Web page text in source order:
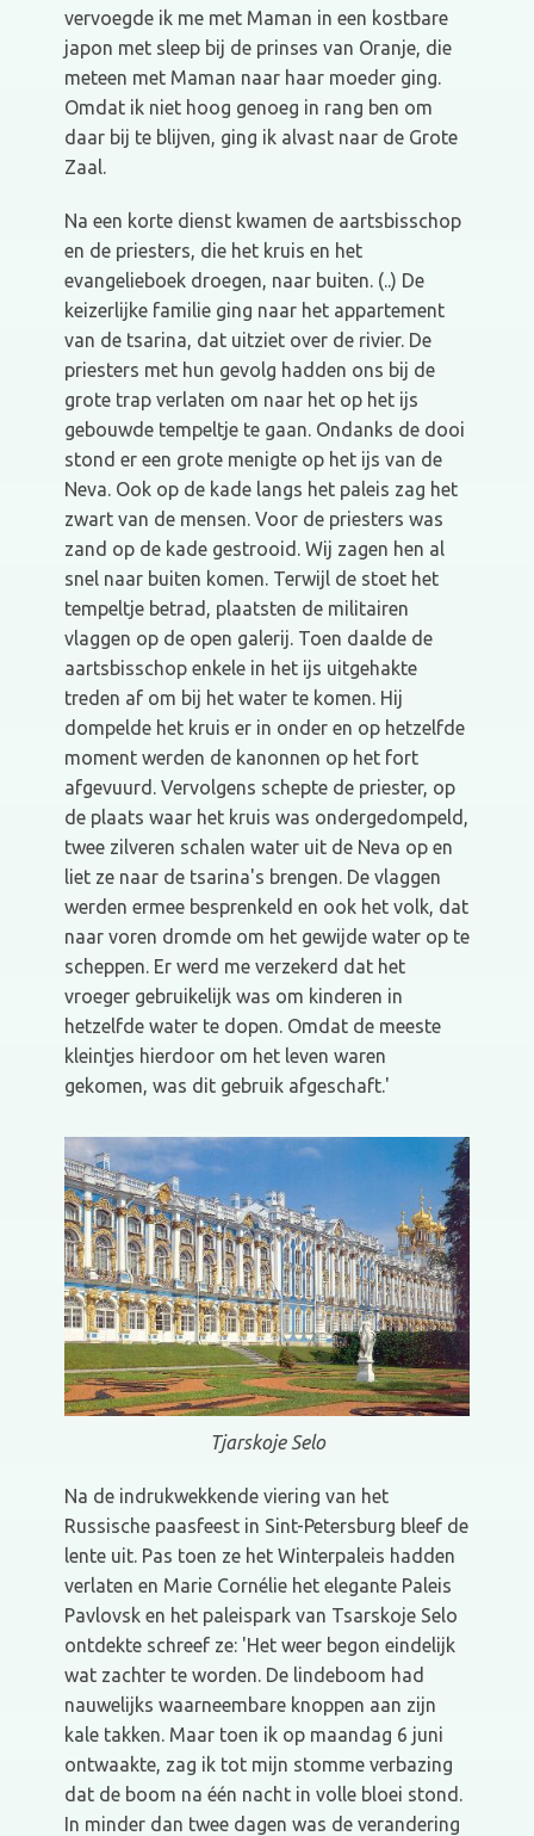
vervoegde ik me met Maman in een kostbare
japon met sleep bij de prinses van Oranje, die
meteen met Maman naar haar moeder ging.
Omdat ik niet hoog genoeg in rang ben om
daar bij te blijven, ging ik alvast naar de Grote
Zaal.
Na een korte dienst kwamen de aartsbisschop
en de priesters, die het kruis en het
evangelieboek droegen, naar buiten. (..) De
keizerlijke familie ging naar het appartement
van de tsarina, dat uitziet over de rivier. De
priesters met hun gevolg hadden ons bij de
grote trap verlaten om naar het op het ijs
gebouwde tempeltje te gaan. Ondanks de dooi
stond er een grote menigte op het ijs van de
Neva. Ook op de kade langs het paleis zag het
zwart van de mensen. Voor de priesters was
zand op de kade gestrooid. Wij zagen hen al
snel naar buiten komen. Terwijl de stoet het
tempeltje betrad, plaatsten de militairen
vlaggen op de open galerij. Toen daalde de
aartsbisschop enkele in het ijs uitgehakte
treden af om bij het water te komen. Hij
dompelde het kruis er in onder en op hetzelfde
moment werden de kanonnen op het fort
afgevuurd. Vervolgens schepte de priester, op
de plaats waar het kruis was ondergedompeld,
twee zilveren schalen water uit de Neva op en
liet ze naar de tsarina's brengen. De vlaggen
werden ermee besprenkeld en ook het volk, dat
naar voren dromde om het gewijde water op te
scheppen. Er werd me verzekerd dat het
vroeger gebruikelijk was om kinderen in
hetzelfde water te dopen. Omdat de meeste
kleintjes hierdoor om het leven waren
gekomen, was dit gebruik afgeschaft.'
Tjarskoje Selo
Na de indrukwekkende viering van het
Russische paasfeest in Sint-Petersburg bleef de
lente uit. Pas toen ze het Winterpaleis hadden
verlaten en Marie Cornélie het elegante Paleis
Pavlovsk en het paleispark van Tsarskoje Selo
ontdekte schreef ze: 'Het weer begon eindelijk
wat zachter te worden. De lindeboom had
nauwelijks waarneembare knoppen aan zijn
kale takken. Maar toen ik op maandag 6 juni
ontwaakte, zag ik tot mijn stomme verbazing
dat de boom na één nacht in volle bloei stond.
In minder dan twee dagen was de verandering